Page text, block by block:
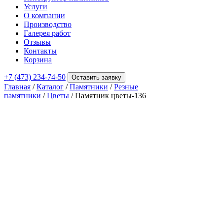
Услуги
О компании
Производство
Галерея работ
Отзывы
Контакты
Корзина
+7 (473) 234-74-50 Оставить заявку
Главная /Каталог /Памятники /Резные
памятники /Цветы / Памятник цветы-136